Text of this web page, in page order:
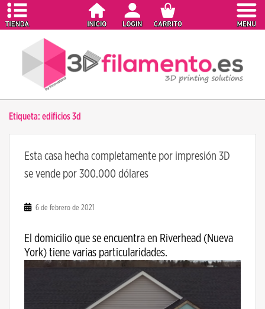
Etiqueta: edificios 3d
Esta casa hecha completamente por impresión 3D
se vende por 300.000 dólares
6 de febrero de 2021
El domicilio que se encuentra en Riverhead (Nueva
York) tiene varias particularidades.